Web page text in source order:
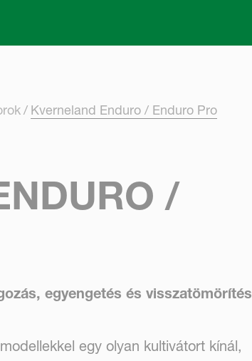
Kverneland Enduro / Enduro Pro
/
egyengetés és visszatömörítés
egy olyan kultivátort kínál,